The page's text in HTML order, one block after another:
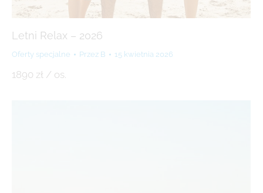
Letni Relax – 2026
Oferty specjalne Przez B 15 kwietnia 2026
1890 zł / os.